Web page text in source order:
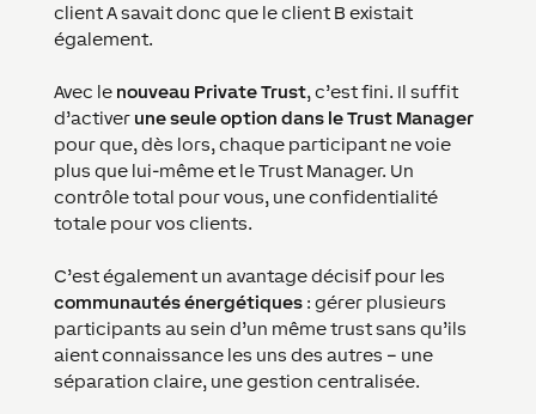
client A savait donc que le client B existait
également.
Avec le nouveau Private Trust, c’est fini. Il suffit
d’activer une seule option dans le Trust Manager
pour que, dès lors, chaque participant ne voie
plus que lui-même et le Trust Manager. Un
contrôle total pour vous, une confidentialité
totale pour vos clients.
C’est également un avantage décisif pour les
communautés énergétiques: gérer plusieurs
participants au sein d’un même trust sans qu’ils
aient connaissance les uns des autres – une
séparation claire, une gestion centralisée.